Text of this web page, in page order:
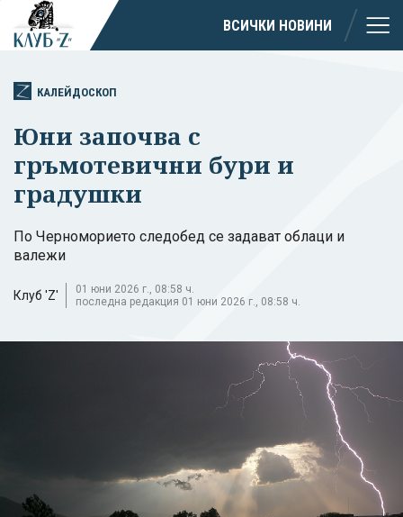
ВСИЧКИ НОВИНИ
КАЛЕЙДОСКОП
Юни започва с
гръмотевични бури и
градушки
По Черноморието следобед се задават облаци и
валежи
Клуб 'Z'
01 юни 2026 г., 08:58 ч.
последна редакция 01 юни 2026 г., 08:58 ч.